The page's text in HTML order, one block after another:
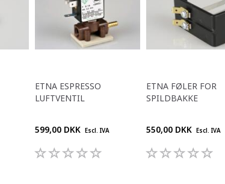
ETNA ESPRESSO
LUFTVENTIL
599,00 DKK Escl. IVA
ETNA FØLER FOR
SPILDBAKKE
550,00 DKK Escl. IVA